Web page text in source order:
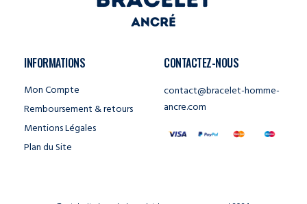
INFORMATIONS
Mon Compte
Remboursement & retours
Mentions Légales
Plan du Site
CONTACTEZ-NOUS
contact@bracelet-homme-
ancre.com